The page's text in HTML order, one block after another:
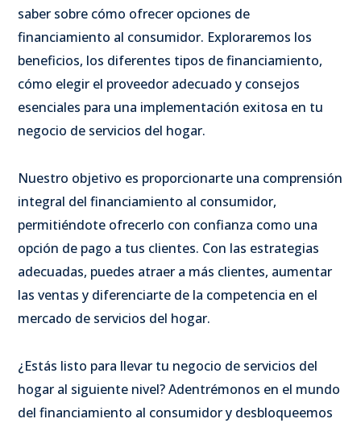
saber sobre cómo ofrecer opciones de
financiamiento al consumidor. Exploraremos los
beneficios, los diferentes tipos de financiamiento,
cómo elegir el proveedor adecuado y consejos
esenciales para una implementación exitosa en tu
negocio de servicios del hogar.
Nuestro objetivo es proporcionarte una comprensión
integral del financiamiento al consumidor,
permitiéndote ofrecerlo con confianza como una
opción de pago a tus clientes. Con las estrategias
adecuadas, puedes atraer a más clientes, aumentar
las ventas y diferenciarte de la competencia en el
mercado de servicios del hogar.
¿Estás listo para llevar tu negocio de servicios del
hogar al siguiente nivel? Adentrémonos en el mundo
del financiamiento al consumidor y desbloqueemos